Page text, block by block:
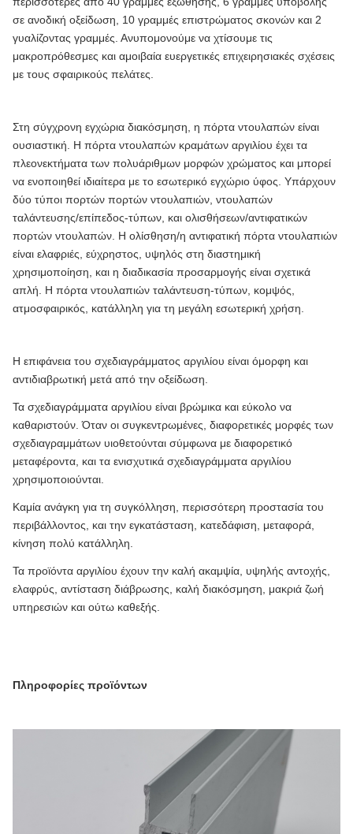
σε ανοδική οξείδωση, 10 γραμμές επιστρώματος σκονών και 2
γυαλίζοντας γραμμές. Ανυπομονούμε να χτίσουμε τις
μακροπρόθεσμες και αμοιβαία ευεργετικές επιχειρησιακές σχέσεις
με τους σφαιρικούς πελάτες.
Στη σύγχρονη εγχώρια διακόσμηση, η πόρτα ντουλαπών είναι
ουσιαστική. Η πόρτα ντουλαπών κραμάτων αργιλίου έχει τα
πλεονεκτήματα των πολυάριθμων μορφών χρώματος και μπορεί
να ενοποιηθεί ιδιαίτερα με το εσωτερικό εγχώριο ύφος. Υπάρχουν
δύο τύποι πορτών πορτών ντουλαπιών, ντουλαπών
ταλάντευσης/επίπεδος-τύπων, και ολισθήσεων/αντιφατικών
πορτών ντουλαπών. Η ολίσθηση/η αντιφατική πόρτα ντουλαπιών
είναι ελαφριές, εύχρηστος, υψηλός στη διαστημική
χρησιμοποίηση, και η διαδικασία προσαρμογής είναι σχετικά
απλή. Η πόρτα ντουλαπιών ταλάντευση-τύπων, κομψός,
ατμοσφαιρικός, κατάλληλη για τη μεγάλη εσωτερική χρήση.
Η επιφάνεια του σχεδιαγράμματος αργιλίου είναι όμορφη και
αντιδιαβρωτική μετά από την οξείδωση.
Τα σχεδιαγράμματα αργιλίου είναι βρώμικα και εύκολο να
καθαριστούν. Όταν οι συγκεντρωμένες, διαφορετικές μορφές των
σχεδιαγραμμάτων υιοθετούνται σύμφωνα με διαφορετικό
μεταφέροντα, και τα ενισχυτικά σχεδιαγράμματα αργιλίου
χρησιμοποιούνται.
Καμία ανάγκη για τη συγκόλληση, περισσότερη προστασία του
περιβάλλοντος, και την εγκατάσταση, κατεδάφιση, μεταφορά,
κίνηση πολύ κατάλληλη.
Τα προϊόντα αργιλίου έχουν την καλή ακαμψία, υψηλής αντοχής,
ελαφρύς, αντίσταση διάβρωσης, καλή διακόσμηση, μακριά ζωή
υπηρεσιών και ούτω καθεξής.
Πληροφορίες προϊόντων